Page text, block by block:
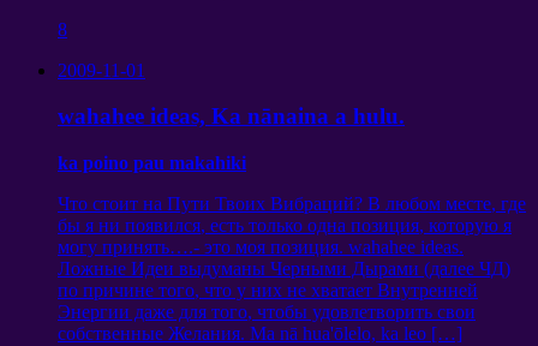
8
2009-11-01
wahahee ideas, Ka nānaina a hulu.
ka poino pau makahiki
Что стоит на Пути Твоих Вибраций? В любом месте, где
бы я ни появился, есть только одна позиция, которую я
могу принять….- это моя позиция. wahahee ideas.
Ложные Идеи выдуманы Черными Дырами (далее ЧД)
по причине того, что у них не хватает Внутренней
Энергии даже для того, чтобы удовлетворить свои
собственные Желания. Ma nā hua'ōlelo, ka leo […]